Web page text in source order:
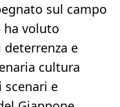
sul campo
ha voluto
e
cultura
scenari e